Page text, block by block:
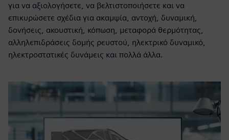
για να αξιολογήσετε, να βελτιστοποιήσετε και να
επικυρώσετε σχέδια για ακαμψία, αντοχή, δυναμική,
δονήσεις, ακουστική, κόπωση, μεταφορά θερμότητας,
αλληλεπιδράσεις δομής ρευστού, ηλεκτρικό δυναμικό,
ηλεκτροστατικές δυνάμεις και πολλά άλλα.